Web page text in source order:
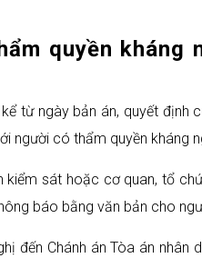
quyền
từ ngày bản án, quyết
người có thẩm quyền
sát hoặc cơ quan, tổ
báo bằng văn bản cho
đến Chánh án Tòa án